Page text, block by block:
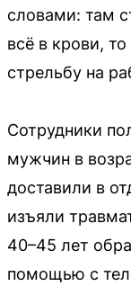
словами: там
всё в крови,
стрельбу на
Сотрудники
мужчин в
доставили в
изъяли
40–45 лет
помощью с